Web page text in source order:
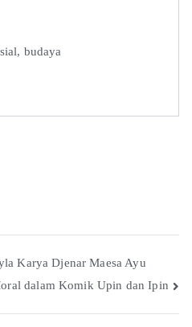
budaya
Karya Djenar Maesa Ayu
dalam Komik Upin dan Ipin